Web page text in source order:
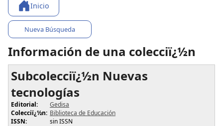
Inicio
Nueva Búsqueda
Información de una colecciï¿½n
Subcolecciï¿½n Nuevas
tecnologías
Editorial:
Gedisa
Colecciï¿½n: Biblioteca de Educación
ISSN:
sin ISSN